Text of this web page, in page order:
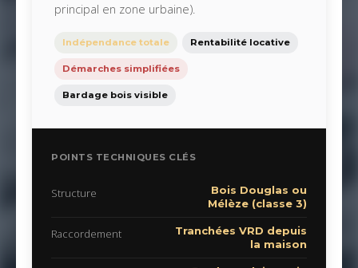
principal en zone urbaine).
Indépendance totale Rentabilité locative
Démarches simplifiées
Bardage bois visible
POINTS TECHNIQUES CLÉS
Structure
Bois Douglas ou
Mélèze (classe 3)
Raccordement
Tranchées VRD depuis
la maison